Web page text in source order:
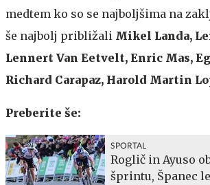
medtem ko so se najboljšima na
še najbolj približali Mikel Landa,
Lennert Van Eetvelt, Enric Mas,
Richard Carapaz, Harold Martin
Preberite še:
SPORTAL
Roglič in Ayuso
šprintu, Španec